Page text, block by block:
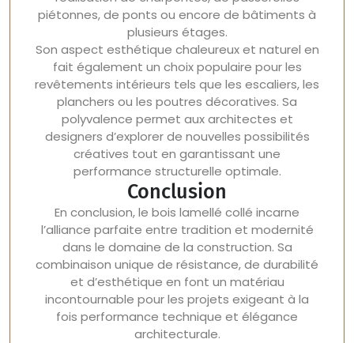
piétonnes, de ponts ou encore de bâtiments à
plusieurs étages.
Son aspect esthétique chaleureux et naturel en
fait également un choix populaire pour les
revêtements intérieurs tels que les escaliers, les
planchers ou les poutres décoratives. Sa
polyvalence permet aux architectes et
designers d’explorer de nouvelles possibilités
créatives tout en garantissant une
performance structurelle optimale.
Conclusion
En conclusion, le bois lamellé collé incarne
l’alliance parfaite entre tradition et modernité
dans le domaine de la construction. Sa
combinaison unique de résistance, de durabilité
et d’esthétique en font un matériau
incontournable pour les projets exigeant à la
fois performance technique et élégance
architecturale.